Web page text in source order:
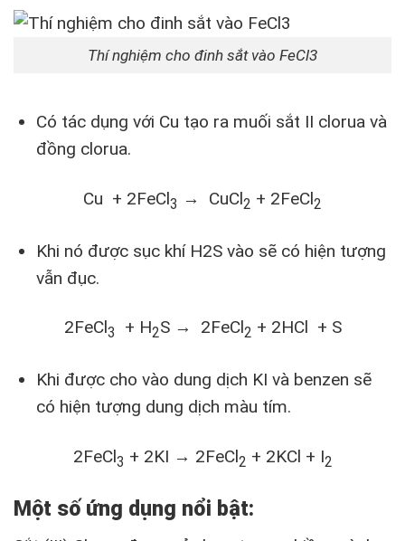
Thí nghiệm cho đinh sắt vào FeCl3
Có tác dụng với Cu tạo ra muối sắt II clorua và
đồng clorua.
Cu + 2FeCl3 → CuCl2 + 2FeCl2
Khi nó được sục khí H2S vào sẽ có hiện tượng
vẫn đục.
2FeCl3 + H2S → 2FeCl2 + 2HCl + S
Khi được cho vào dung dịch KI và benzen sẽ
có hiện tượng dung dịch màu tím.
2FeCl3 + 2KI → 2FeCl2 + 2KCl + I2
Một số ứng dụng nổi bật: